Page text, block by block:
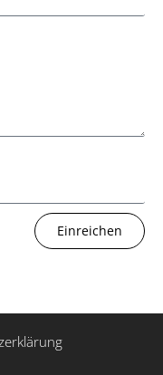
Einreichen